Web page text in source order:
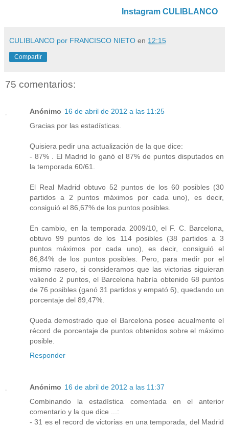
Instagram CULIBLANCO
CULIBLANCO por FRANCISCO NIETO en 12:15
Compartir
75 comentarios:
Anónimo 16 de abril de 2012 a las 11:25
Gracias por las estadísticas.
Quisiera pedir una actualización de la que dice:
- 87% . El Madrid lo ganó el 87% de puntos disputados en
la temporada 60/61.
El Real Madrid obtuvo 52 puntos de los 60 posibles (30
partidos a 2 puntos máximos por cada uno), es decir,
consiguió el 86,67% de los puntos posibles.
En cambio, en la temporada 2009/10, el F. C. Barcelona,
obtuvo 99 puntos de los 114 posibles (38 partidos a 3
puntos máximos por cada uno), es decir, consiguió el
86,84% de los puntos posibles. Pero, para medir por el
mismo rasero, si consideramos que las victorias siguieran
valiendo 2 puntos, el Barcelona habría obtenido 68 puntos
de 76 posibles (ganó 31 partidos y empató 6), quedando un
porcentaje del 89,47%.
Queda demostrado que el Barcelona posee acualmente el
récord de porcentaje de puntos obtenidos sobre el máximo
posible.
Responder
Anónimo 16 de abril de 2012 a las 11:37
Combinando la estadística comentada en el anterior
comentario y la que dice ...:
- 31 es el record de victorias en una temporada, del Madrid